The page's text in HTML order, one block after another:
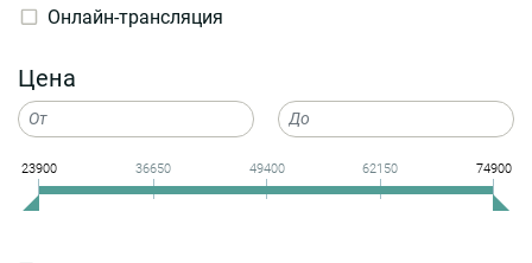
Онлайн-трансляция
Цена
23900 36650 49400 62150 74900